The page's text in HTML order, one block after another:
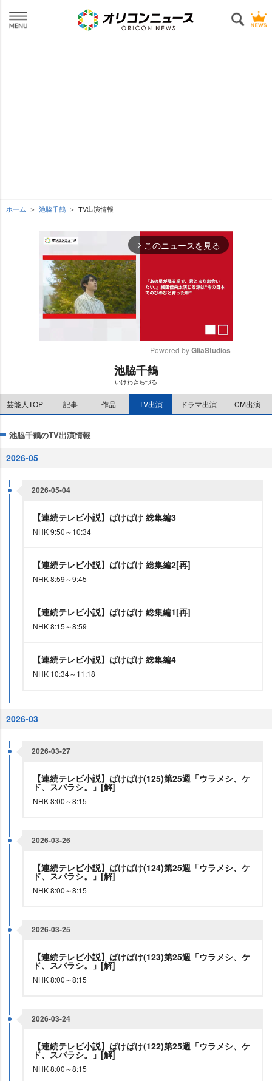
ホーム 池脇千鶴 TV出演情報
arrow_forward_ios このニュースを見る
e
Powered by GliaStudios
池脇千鶴
いけわきちづる
芸能人TOP 記事 作品 TV出演 ドラマ出演 CM出演
池脇千鶴のTV出演情報
2026-05
2026-05-04
【連続テレビ小説】ばけばけ 総集編3
NHK 9:50～10:34
【連続テレビ小説】ばけばけ 総集編2[再]
NHK 8:59～9:45
【連続テレビ小説】ばけばけ 総集編1[再]
NHK 8:15～8:59
【連続テレビ小説】ばけばけ 総集編4
NHK 10:34～11:18
2026-03
2026-03-27
【連続テレビ小説】ばけばけ(125)第25週「ウラメシ、ケ
ド、スバラシ。」[解]
NHK 8:00～8:15
2026-03-26
【連続テレビ小説】ばけばけ(124)第25週「ウラメシ、ケ
ド、スバラシ。」[解]
NHK 8:00～8:15
2026-03-25
【連続テレビ小説】ばけばけ(123)第25週「ウラメシ、ケ
ド、スバラシ。」[解]
NHK 8:00～8:15
2026-03-24
【連続テレビ小説】ばけばけ(122)第25週「ウラメシ、ケ
ド、スバラシ。」[解]
NHK 8:00～8:15